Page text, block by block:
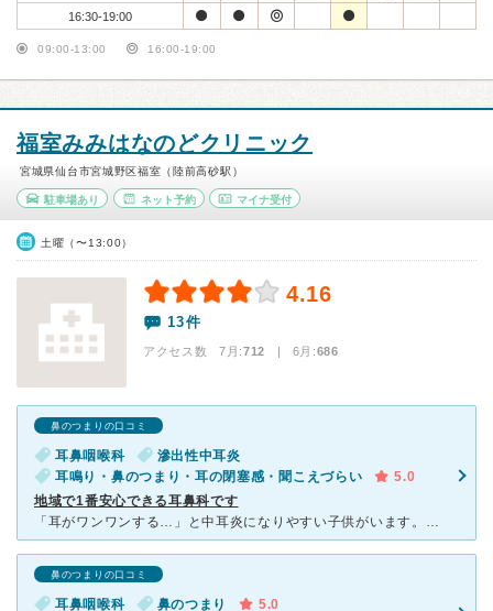
16:30-19:00
09:00-13:00 16:00-19:00
福室みみはなのどクリニック
宮城県仙台市宮城野区福室（陸前高砂駅）
駐車場あり ネット予約 マイナ受付
土曜（〜13:00）
4.16
13件
アクセス数 7月:712 | 6月:686
鼻のつまりの口コミ
耳鼻咽喉科
滲出性中耳炎
耳鳴り・鼻のつまり・耳の閉塞感・聞こえづらい
5.0
地域で1番安心できる耳鼻科です
「耳がワンワンする…」と中耳炎になりやすい子供がいます。その度にこちらの耳鼻科に伺いますが、中耳炎だったり、ただの鼻炎からくるものだったり、様々な診断なのに、いつも優しく診察してくれます。 子供にも
鼻のつまりの口コミ
耳鼻咽喉科 鼻のつまり
5.0